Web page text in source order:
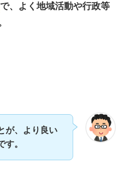
で、よく地域活動や行政等
が、より良い
。